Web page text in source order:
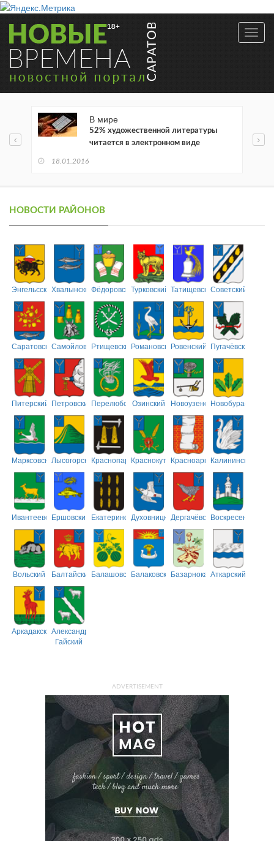
В мире
52% художественной литературы
читается в электронном виде
18.01.2016
НОВОСТИ РАЙОНОВ
ЭнгельсскийХвалынскийФёдоровскийТурковский ТатищевскийСоветский
СаратовскийСамойловскийРтищевскийРомановскийРовенский Пугачёвский
Питерский ПетровскийПерелюбскийОзинский НовоузенскийНовобурасский
МарксовскийЛысогорскийКраснопартизанский
КраснокутскийКрасноармейский
Калининский
ИвантеевскийЕршовский ЕкатериновскийДуховницкийДергачёвскийВоскресенский
Вольский БалтайскийБалашовскийБалаковскийБазарнокарабулакский
Аткарский
АркадакскийАлександрово-
Гайский
ADVERTISEMENT